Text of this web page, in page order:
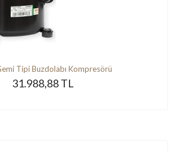
Tipi Buzdolabı Kompresörü
31.988,88 TL